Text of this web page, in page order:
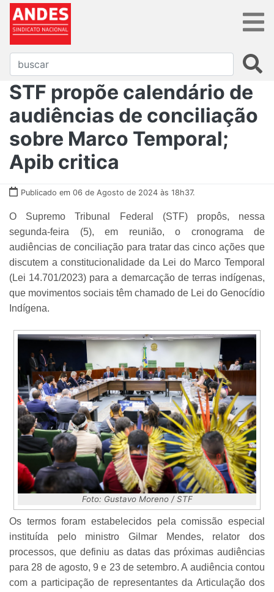
STF propõe calendário de
audiências de conciliação
sobre Marco Temporal;
Apib critica
Publicado em 06 de Agosto de 2024 às 18h37.
O Supremo Tribunal Federal (STF) propôs, nessa
segunda-feira (5), em reunião, o cronograma de
audiências de conciliação para tratar das cinco ações que
discutem a constitucionalidade da Lei do Marco Temporal
(Lei 14.701/2023) para a demarcação de terras indígenas,
que movimentos sociais têm chamado de Lei do Genocídio
Indígena.
Foto: Gustavo Moreno / STF
Os termos foram estabelecidos pela comissão especial
instituída pelo ministro Gilmar Mendes, relator dos
processos, que definiu as datas das próximas audiências
para 28 de agosto, 9 e 23 de setembro. A audiência contou
com a participação de representantes da Articulação dos